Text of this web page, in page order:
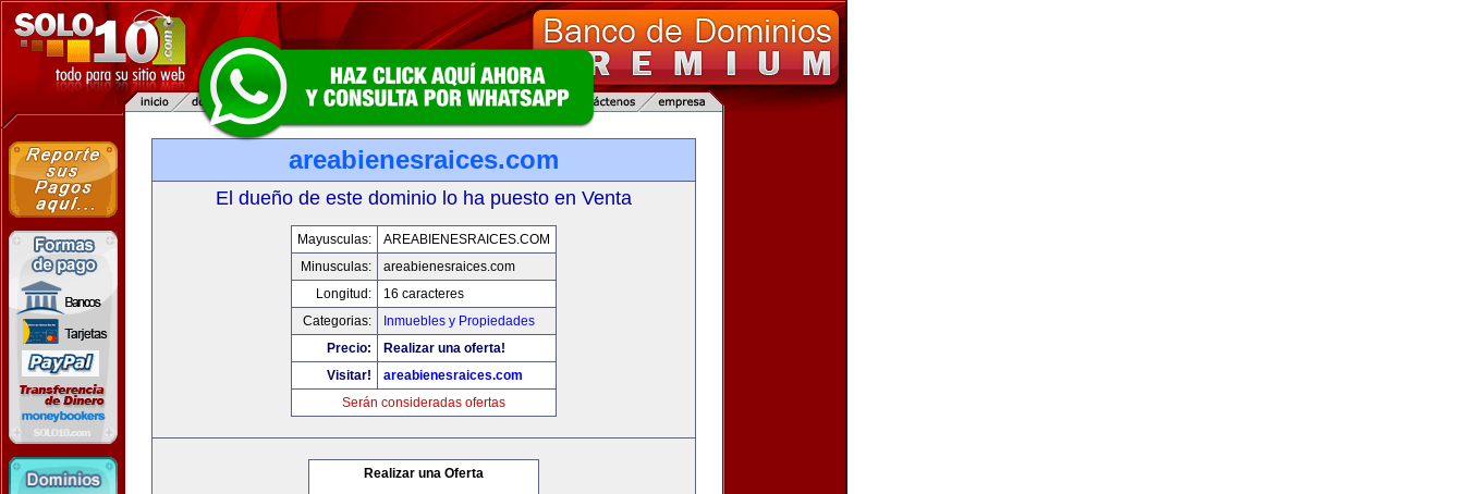
areabienesraices.com
El dueño de este dominio lo ha puesto en Venta
Mayusculas:
AREABIENESRAICES.COM
Minusculas:
areabienesraices.com
Longitud:
16 caracteres
Categorias:
Inmuebles y Propiedades
Precio:
Realizar una oferta!
Visitar!
areabienesraices.com
Serán consideradas ofertas
Realizar una Oferta